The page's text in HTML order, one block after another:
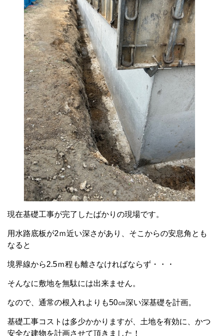
現在基礎工事が完了したばかりの現場です。
用水路底板が2ｍ近い深さがあり、そこからの安息角とも
なると
境界線から2.5ｍ程も離さなければならず・・・
そんなに敷地を無駄には出来ません。
なので、通常の根入れよりも50㎝深い深基礎を計画。
基礎工事コストは多少かかりますが、土地を有効に、かつ
安全な建物を計画させて頂きました！